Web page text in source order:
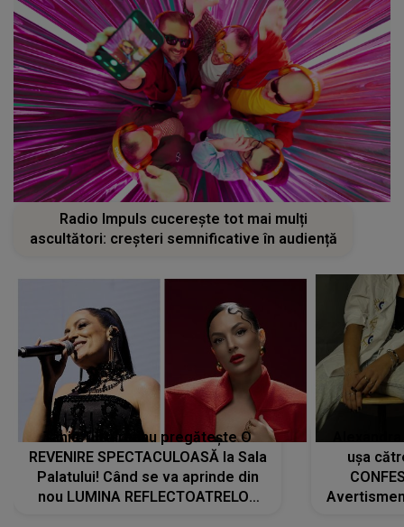
Radio Impuls cucerește tot mai mulți
ascultători: creșteri semnificative în audiență
Tania Turtureanu pregătește O
REVENIRE SPECTACULOASĂ la Sala
Palatului! Când se va aprinde din
nou LUMINA REFLECTOATRELOR
ușa